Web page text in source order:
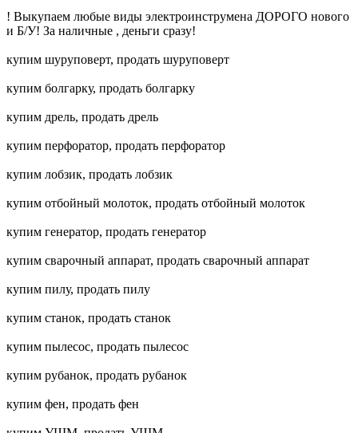
! Выкупаем любые виды электроинструмена ДОРОГО нового
и Б/У! За наличные , деньги сразу!
купим шуруповерт, продать шуруповерт
купим болгарку, продать болгарку
купим дрель, продать дрель
купим перфоратор, продать перфоратор
купим лобзик, продать лобзик
купим отбойный молоток, продать отбойный молоток
купим генератор, продать генератор
купим сварочный аппарат, продать сварочный аппарат
купим пилу, продать пилу
купим станок, продать станок
купим пылесос, продать пылесос
купим рубанок, продать рубанок
купим фен, продать фен